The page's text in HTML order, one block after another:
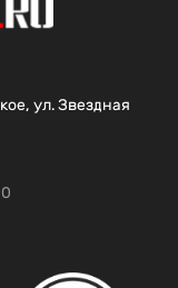
ул. Звездная